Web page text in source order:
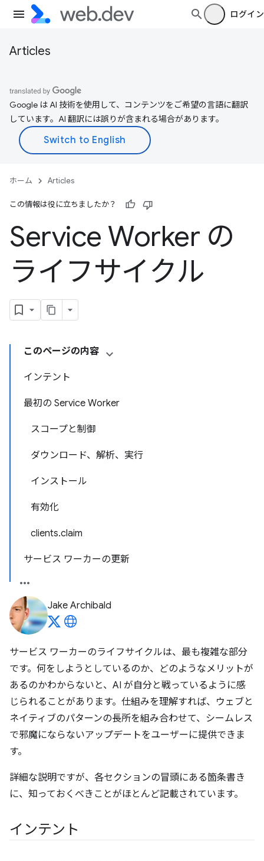
ログイン
Articles
Google は AI 技術を使用して、コンテンツをご希望の言語に翻訳
しています。AI 翻訳には誤りが含まれる場合があります。
ホーム Articles
この情報は役に立ちましたか？
Service Worker の
ライフサイクル
このページの内容
インテント
最初の Service Worker
スコープと制御
ダウンロード、解析、実行
インストール
有効化
clients.claim
サービス ワーカーの更新
Jake Archibald
サービス ワーカーのライフサイクルは、最も複雑な部分
です。何をしようとしているのか、どのようなメリットが
あるのかわからないと、AI が自分と戦っているように感
じられることがあります。仕組みを理解すれば、ウェブと
ネイティブのパターンの長所を組み合わせて、シームレス
で邪魔にならないアップデートをユーザーに提供できま
す。
詳細な説明ですが、各セクションの冒頭にある箇条書き
に、知っておくべきことがほとんど記載されています。
インテント